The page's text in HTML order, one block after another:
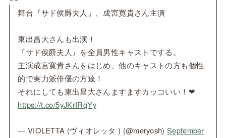
舞台『サド侯爵夫人』、成宮寛貴さん主演
東出昌大さんも出演！
『サド侯爵夫人』を全員男性キャストでする。
主演成宮寛貴さんをはじめ、他のキャストの方も個性
的で実力派俳優の方達！
それにしても東出昌大さんますますカッコいい！❤
https://t.co/5yJKrIRqYy
— VIOLETTA (ヴィオレッタ ) (@meryosh) September